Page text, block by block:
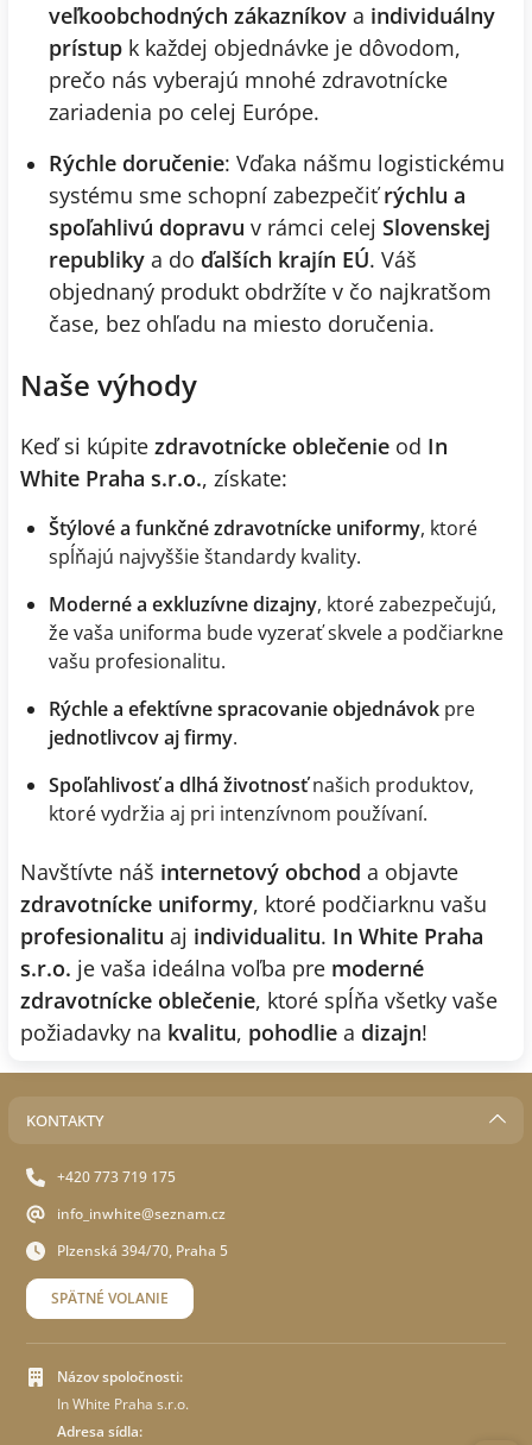
veľkoobchodných zákazníkov a individuálny
prístup k každej objednávke je dôvodom,
prečo nás vyberajú mnohé zdravotnícke
zariadenia po celej Európe.
Rýchle doručenie: Vďaka nášmu logistickému
systému sme schopní zabezpečiťrýchlu a
spoľahlivú dopravu v rámci celej Slovenskej
republiky a do ďalších krajín EÚ. Váš
objednaný produkt obdržíte v čo najkratšom
čase, bez ohľadu na miesto doručenia.
Naše výhody
Keď si kúpite zdravotnícke oblečenie od In
White Praha s.r.o., získate:
Štýlové a funkčné zdravotnícke uniformy, ktoré
spĺňajú najvyššie štandardy kvality.
Moderné a exkluzívne dizajny, ktoré zabezpečujú,
že vaša uniforma bude vyzerať skvele a podčiarkne
vašu profesionalitu.
Rýchle a efektívne spracovanie objednávok pre
jednotlivcov aj firmy.
Spoľahlivosť a dlhá životnosťnašich produktov,
ktoré vydržia aj pri intenzívnom používaní.
Navštívte náš internetový obchod a objavte
zdravotnícke uniformy, ktoré podčiarknu vašu
profesionalitu aj individualitu. In White Praha
s.r.o. je vaša ideálna voľba pre moderné
zdravotnícke oblečenie, ktoré spĺňa všetky vaše
požiadavky na kvalitu, pohodlie a dizajn!
KONTAKTY
+420 773 719 175
info_inwhite@seznam.cz
Plzenská 394/70, Praha 5
SPÄTNÉ VOLANIE
Názov spoločnosti:
In White Praha s.r.o.
Adresa sídla: